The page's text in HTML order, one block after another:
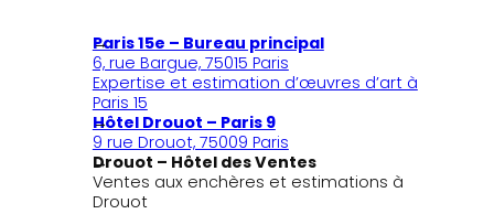
Paris 15e – Bureau principal
6, rue Bargue, 75015 Paris
Expertise et estimation d’œuvres d’art à
Paris 15
Hôtel Drouot – Paris 9
9 rue Drouot, 75009 Paris
Drouot – Hôtel des Ventes
Ventes aux enchères et estimations à
Drouot